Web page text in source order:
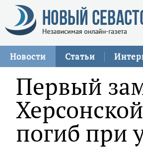
Новости Статьи
Первый
погиб при